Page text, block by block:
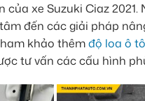
của xe Suzuki Ciaz 2021.
đến các giải pháp
khảo thêmđộ loa ô
tư vấn các cấu hình